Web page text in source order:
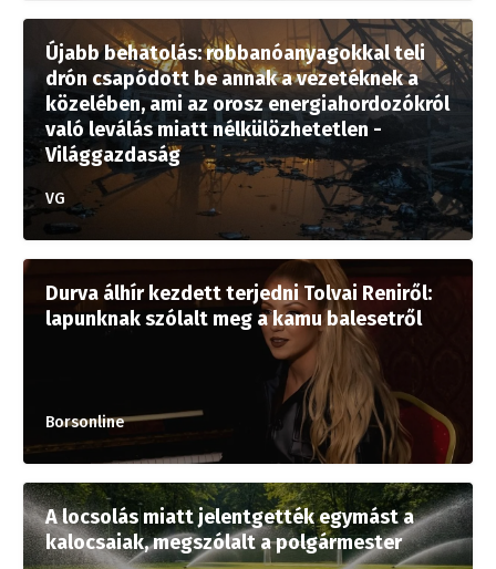
Újabb behatolás: robbanóanyagokkal teli
drón csapódott be annak a vezetéknek a
közelében, ami az orosz energiahordozókról
való leválás miatt nélkülözhetetlen -
Világgazdaság
VG
Durva álhír kezdett terjedni Tolvai Reniről:
lapunknak szólalt meg a kamu balesetről
Borsonline
A locsolás miatt jelentgették egymást a
kalocsaiak, megszólalt a polgármester